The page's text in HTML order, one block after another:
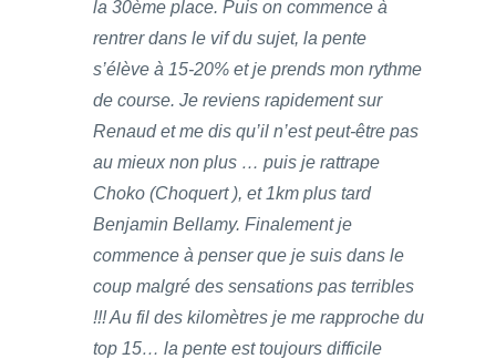
la 30ème place. Puis on commence à
rentrer dans le vif du sujet, la pente
s’élève à 15-20% et je prends mon rythme
de course. Je reviens rapidement sur
Renaud et me dis qu’il n’est peut-être pas
au mieux non plus … puis je rattrape
Choko (Choquert ), et 1km plus tard
Benjamin Bellamy. Finalement je
commence à penser que je suis dans le
coup malgré des sensations pas terribles
!!! Au fil des kilomètres je me rapproche du
top 15… la pente est toujours difficile